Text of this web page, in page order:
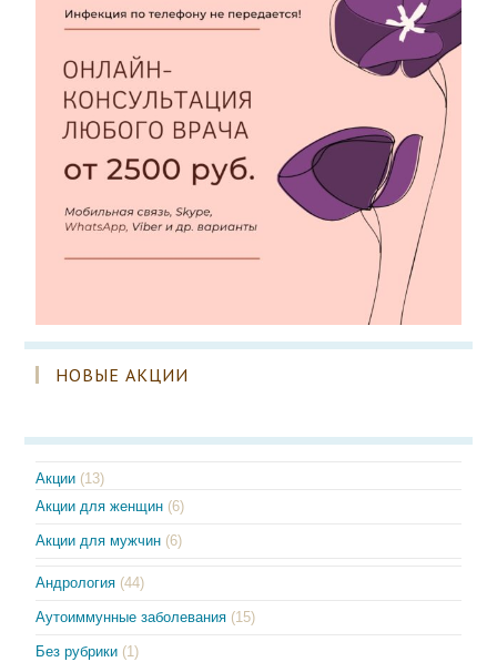
НОВЫЕ АКЦИИ
Акции (13)
Акции для женщин (6)
Акции для мужчин (6)
Андрология (44)
Аутоиммунные заболевания (15)
Без рубрики (1)